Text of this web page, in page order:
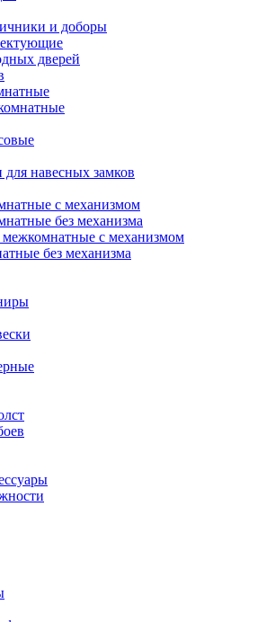
и доборы
дверей
навесных замков
с механизмом
без механизма
с механизмом
без механизма